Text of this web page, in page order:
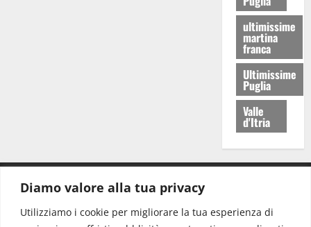
Diamo valore alla tua privacy
Utilizziamo i cookie per migliorare la tua esperienza di
ultimissime
martina
franca
Ultimissime
Puglia
Valle
d'Itria